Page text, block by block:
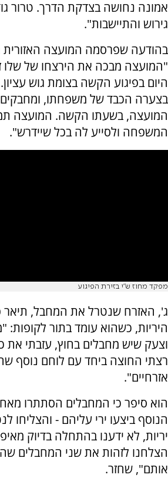
אמונה נחושה בצדקת הדרך. טרור
גירוש והתיישבות".
בהודעה שפרסמה המועצה האזורית
"המועצה מבכה את הירצחו של שלו
היום בפיגוע הקשה בצומת גוש
בצערה הכבד של משפחתו, ומחבקים
המועצה, בשעתו הקשה. המועצה
המשפחה ולסייע לה בכל שיידרש".
מפקד מחוז ש"י בזירת הפיגוע
ג', האזרח שנטרל את המחבל,
היריות, כשהוא עומד בתור לקופות:
וצעק שיש מחבלים בחוץ, עזבתי את
רצתי החוצה ביחד עם לוחם נוסף
אזרחיים".
הוא סיפר כי המחבלים הסתתרו
הנוסף ביצעו ירי עליהם - והצליחו
יריות, לא ידענו בהתחלה בדיוק
הצלחנו לזהות את שני המחבלים
אותם", שחזר.